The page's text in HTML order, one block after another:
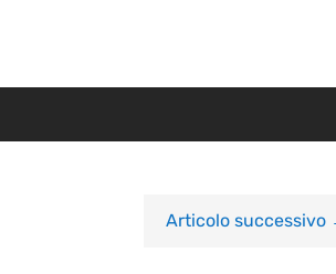
Articolo successivo